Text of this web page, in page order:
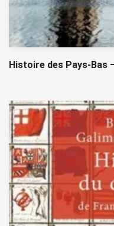
Histoire des Pays-Bas